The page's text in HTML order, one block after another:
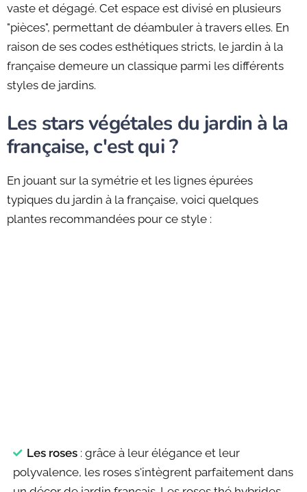
vaste et dégagé. Cet espace est divisé en plusieurs
"pièces", permettant de déambuler à travers elles. En
raison de ses codes esthétiques stricts, le jardin à la
française demeure un classique parmi les différents
styles de jardins.
Les stars végétales du jardin à la
française, c'est qui ?
En jouant sur la symétrie et les lignes épurées
typiques du jardin à la française, voici quelques
plantes recommandées pour ce style :
Les roses : grâce à leur élégance et leur
polyvalence, les roses s'intègrent parfaitement dans